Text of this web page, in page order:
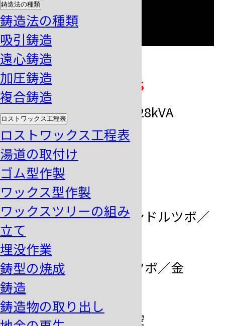
鋳造法の種類
鋳造法の種類
吸引鋳造
遠心鋳造
加圧鋳造
複合鋳造
ロストワックス工程表
ロストワックス工程表
湯道の取付け
ゴム型作製
ワックス型作製
ワックスツリーの組み
立て
埋没作業
鋳型の焼成
鋳造
鋳造物の取り出し
仕様
型式 MGS-20AS
入力電源
三相200V 28kVA
50/60Hz
出力
ルツボ / 溶
解量
白金 1.5kg
クレイボンドルツボ／
純黒鉛ルツボ／金
溶解雰囲気大気／真空